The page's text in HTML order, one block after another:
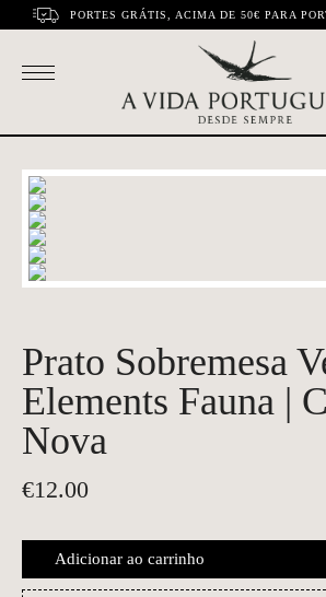
PORTES GRÁTIS, ACIMA DE 50€ PARA
Prato Sobremesa
Elements Fauna |
Nova
€12.00
Adicionar ao carrinho